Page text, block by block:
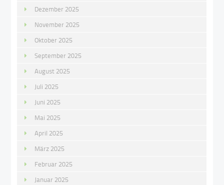
Dezember 2025
November 2025
Oktober 2025
September 2025
August 2025
Juli 2025
Juni 2025
Mai 2025
April 2025
März 2025
Februar 2025
Januar 2025